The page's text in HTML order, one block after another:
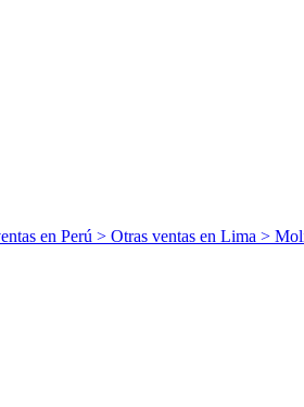
en Perú > Otras ventas en Lima >